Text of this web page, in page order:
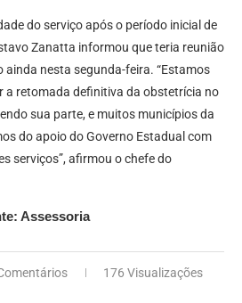
do serviço após o período inicial de
Zanatta informou que teria reunião
ainda nesta segunda-feira. “Estamos
a retomada definitiva da obstetrícia no
sua parte, e muitos municípios da
do apoio do Governo Estadual com
serviços”, afirmou o chefe do
Assessoria
176 Visualizações